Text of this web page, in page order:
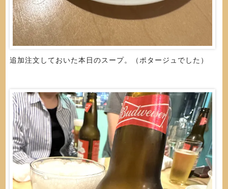
追加注文しておいた本日のスープ。（ポタージュでした）